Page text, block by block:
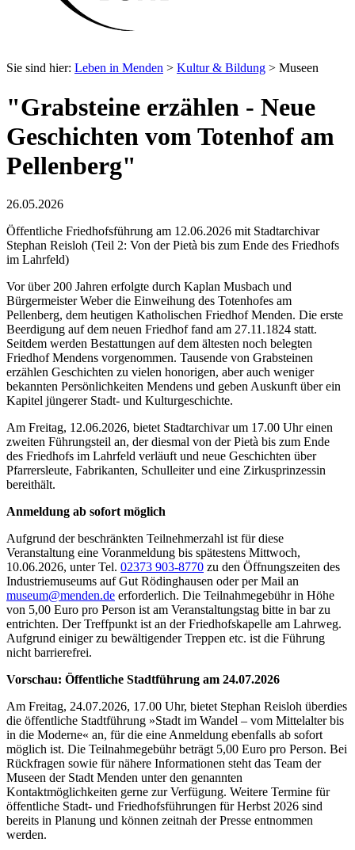
Sie sind hier: Leben in Menden > Kultur & Bildung > Museen
"Grabsteine erzählen - Neue
Geschichten vom Totenhof am
Pellenberg"
26.05.2026
Öffentliche Friedhofsführung am 12.06.2026 mit Stadtarchivar
Stephan Reisloh (Teil 2: Von der Pietà bis zum Ende des Friedhofs
im Lahrfeld)
Vor über 200 Jahren erfolgte durch Kaplan Musbach und
Bürgermeister Weber die Einweihung des Totenhofes am
Pellenberg, dem heutigen Katholischen Friedhof Menden. Die erste
Beerdigung auf dem neuen Friedhof fand am 27.11.1824 statt.
Seitdem werden Bestattungen auf dem ältesten noch belegten
Friedhof Mendens vorgenommen. Tausende von Grabsteinen
erzählen Geschichten zu vielen honorigen, aber auch weniger
bekannten Persönlichkeiten Mendens und geben Auskunft über ein
Kapitel jüngerer Stadt- und Kulturgeschichte.
Am Freitag, 12.06.2026, bietet Stadtarchivar um 17.00 Uhr einen
zweiten Führungsteil an, der diesmal von der Pietà bis zum Ende
des Friedhofs im Lahrfeld verläuft und neue Geschichten über
Pfarrersleute, Fabrikanten, Schulleiter und eine Zirkusprinzessin
bereithält.
Anmeldung ab sofort möglich
Aufgrund der beschränkten Teilnehmerzahl ist für diese
Veranstaltung eine Voranmeldung bis spätestens Mittwoch,
10.06.2026, unter Tel. 02373 903-8770 zu den Öffnungszeiten des
Industriemuseums auf Gut Rödinghausen oder per Mail an
museum@menden.de erforderlich. Die Teilnahmegebühr in Höhe
von 5,00 Euro pro Person ist am Veranstaltungstag bitte in bar zu
entrichten. Der Treffpunkt ist an der Friedhofskapelle am Lahrweg.
Aufgrund einiger zu bewältigender Treppen etc. ist die Führung
nicht barrierefrei.
Vorschau: Öffentliche Stadtführung am 24.07.2026
Am Freitag, 24.07.2026, 17.00 Uhr, bietet Stephan Reisloh überdies
die öffentliche Stadtführung »Stadt im Wandel – vom Mittelalter bis
in die Moderne« an, für die eine Anmeldung ebenfalls ab sofort
möglich ist. Die Teilnahmegebühr beträgt 5,00 Euro pro Person. Bei
Rückfragen sowie für nähere Informationen steht das Team der
Museen der Stadt Menden unter den genannten
Kontaktmöglichkeiten gerne zur Verfügung. Weitere Termine für
öffentliche Stadt- und Friedhofsführungen für Herbst 2026 sind
bereits in Planung und können zeitnah der Presse entnommen
werden.